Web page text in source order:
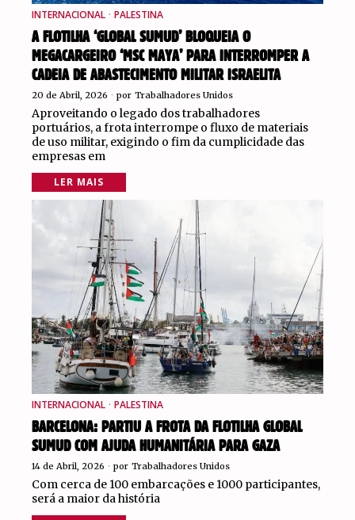
INTERNACIONAL · PALESTINA
A FLOTILHA ‘GLOBAL SUMUD’ BLOQUEIA O
MEGACARGEIRO ‘MSC MAYA’ PARA INTERROMPER A
CADEIA DE ABASTECIMENTO MILITAR ISRAELITA
20 de Abril, 2026 por Trabalhadores Unidos
Aproveitando o legado dos trabalhadores
portuários, a frota interrompe o fluxo de materiais
de uso militar, exigindo o fim da cumplicidade das
empresas em
LER MAIS
INTERNACIONAL · PALESTINA
BARCELONA: PARTIU A FROTA DA FLOTILHA GLOBAL
SUMUD COM AJUDA HUMANITÁRIA PARA GAZA
14 de Abril, 2026 por Trabalhadores Unidos
Com cerca de 100 embarcações e 1000 participantes,
será a maior da história